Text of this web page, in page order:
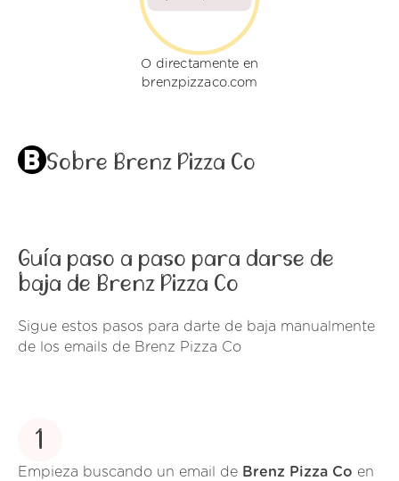
O directamente en
brenzpizzaco.com
Sobre Brenz Pizza Co
Guía paso a paso para darse de
baja de Brenz Pizza Co
Sigue estos pasos para darte de baja manualmente
de los emails de Brenz Pizza Co
1
Empieza buscando un email de Brenz Pizza Co en